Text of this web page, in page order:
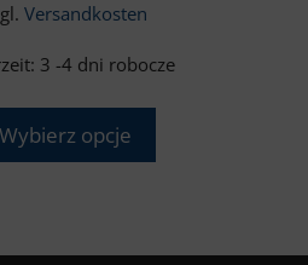
Versandkosten
3 -4 dni robocze
Wybierz opcje